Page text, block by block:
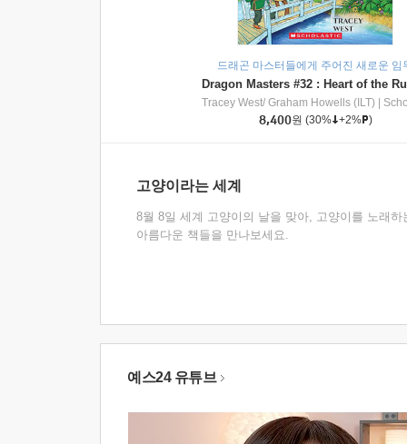
드래곤 마스터들에게 주어진 새로운 임
Tracey West/ Graham Howells (ILT)
8,400원 (30% +2% )
고양이라는 세계
8월 8일 세계 고양이의 날을 맞아, 고양이를 노래하
아름다운 책들을 만나보세요.
예스24 유튜브